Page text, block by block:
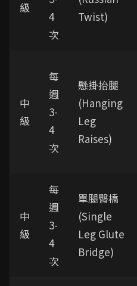
級
4
次
Twist)
中
級
每
週
3-
4
次
懸掛抬腿
(Hanging
Leg
Raises)
中
級
每
週
3-
4
次
單腿臀橋
(Single
Leg Glute
Bridge)